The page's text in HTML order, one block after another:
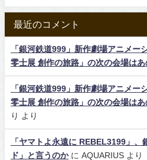
最近のコメント
「銀河鉄道999」新作劇場アニメー
零士展 創作の旅路」の次の会場は
「銀河鉄道999」新作劇場アニメー
零士展 創作の旅路」の次の会場は
り
より
「ヤマトよ永遠に REBEL3199」
ド」と言うのかに AQUARIUS より